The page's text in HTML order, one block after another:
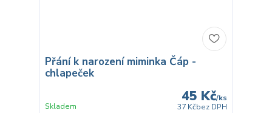
Přání k narození miminka Čáp -
chlapeček
45 Kč/ks
37 Kčbez DPH
Skladem